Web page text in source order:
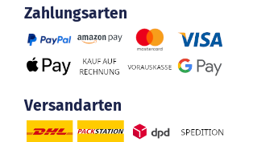
Zahlungsarten
Versandarten